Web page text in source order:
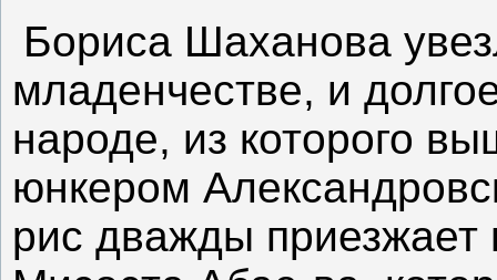
Бориса Шаханова
младенчестве, и
народе, из которого
юнкером
рис дважды приезжает